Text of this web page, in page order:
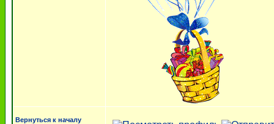
Вернуться к началу